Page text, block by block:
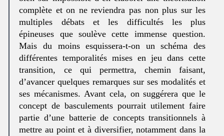
complète et on ne reviendra pas non plus sur les
multiples débats et les difficultés les plus
épineuses que soulève cette immense question.
Mais du moins esquissera-t-on un schéma des
différentes temporalités mises en jeu dans cette
transition, ce qui permettra, chemin faisant,
d’avancer quelques remarques sur ses modalités et
ses mécanismes. Avant cela, on suggérera que le
concept de basculements pourrait utilement faire
partie d’une batterie de concepts transitionnels à
mettre au point et à diversifier, notamment dans la